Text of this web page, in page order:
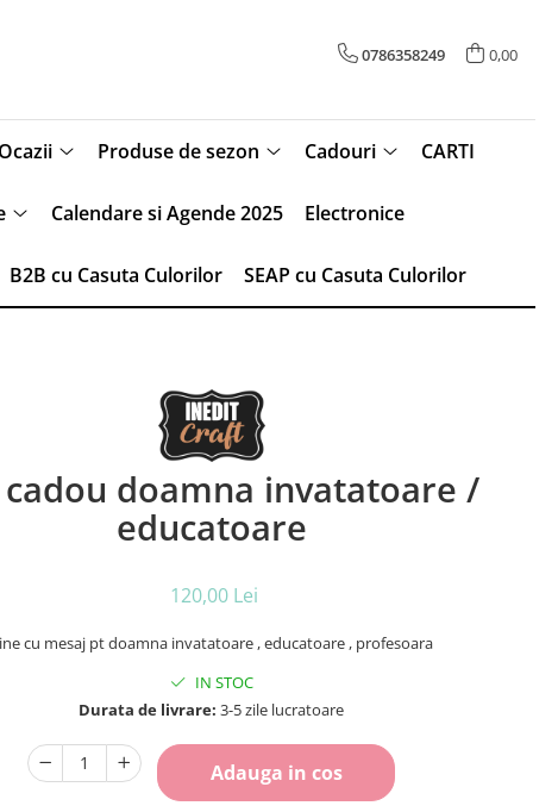
0786358249 0,00
Ocazii Produse de sezon Cadouri CARTI
Calendare si Agende 2025 Electronice
B2B cu Casuta Culorilor SEAP cu Casuta Culorilor
cadou doamna invatatoare /
educatoare
120,00 Lei
cu mesaj pt doamna invatatoare , educatoare , profesoara
IN STOC
Durata de livrare: 3-5 zile lucratoare
Adauga in cos